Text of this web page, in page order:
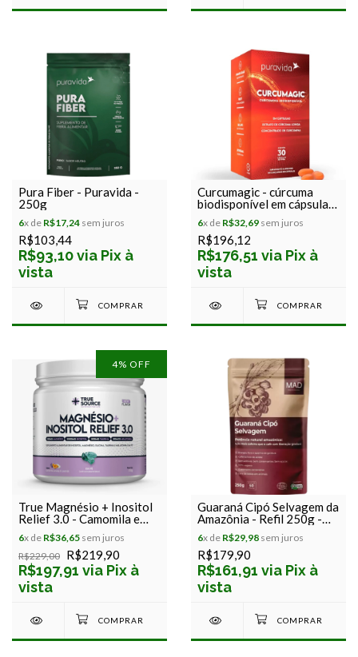
Pura Fiber - Puravida -
250g
6x de R$17,24 sem juros
R$103,44
R$93,10 via Pix à
vista
Curcumagic - cúrcuma
biodisponível em cápsulas
- puravida - 30 cápsulas
6x de R$32,69 sem juros
R$196,12
R$176,51 via Pix à
vista
4% OFF
True Magnésio + Inositol
Relief 3.0 - Camomila e
Lavanda - 350g - True
Source
6x de R$36,65 sem juros
R$229,00 R$219,90
R$197,91 via Pix à
vista
Guaraná Cipó Selvagem da
Amazônia - Refil 250g -
MAD 4 Life
6x de R$29,98 sem juros
R$179,90
R$161,91 via Pix à
vista